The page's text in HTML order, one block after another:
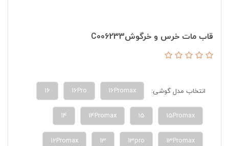
قاب مات خرس و خرگوشC006233
انتخاب مدل گوشی: 16Promax
16Pro
16
15Promax
15
14Promax
14
13Promax
13pro
13
12Promax